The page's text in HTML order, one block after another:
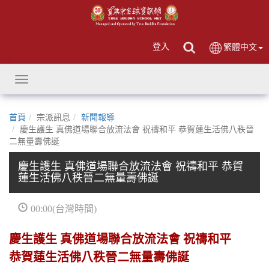
登入 繁體中文
Toggle
navigation
首頁 宗派訊息
新聞報導
慶生護生 真佛道場聯合放流法會 祝禱和平 恭賀蓮生活佛八秩晉
二無量壽佛誕
慶生護生 真佛道場聯合放流法會 祝禱和平 恭賀
蓮生活佛八秩晉二無量壽佛誕
00:00(台灣時間)
慶生護生 真佛道場聯合放流法會 祝禱和平
恭賀蓮生活佛八秩晉二無量壽佛誕